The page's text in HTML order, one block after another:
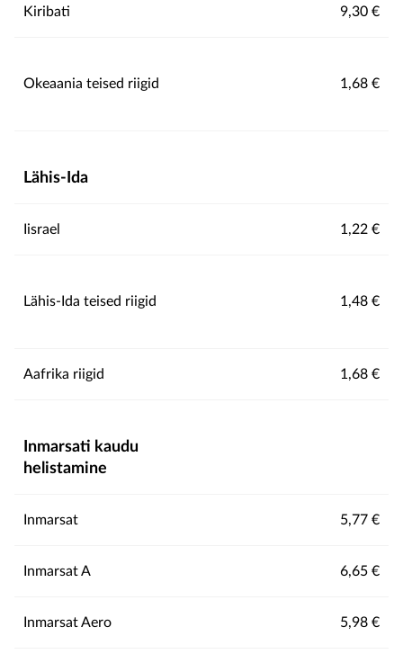
Kiribati 9,30 €
Okeaania teised riigid 1,68 €
Lähis-Ida
Iisrael 1,22 €
Lähis-Ida teised riigid 1,48 €
Aafrika riigid 1,68 €
Inmarsati kaudu
helistamine
Inmarsat 5,77 €
Inmarsat A 6,65 €
Inmarsat Aero 5,98 €